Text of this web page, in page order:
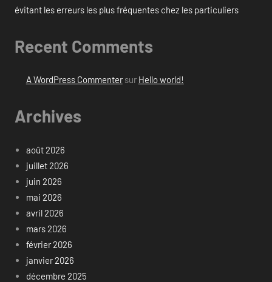
évitant les erreurs les plus fréquentes chez les particuliers
Recent Comments
A WordPress Commentersur Hello world!
Archives
août 2026
juillet 2026
juin 2026
mai 2026
avril 2026
mars 2026
février 2026
janvier 2026
décembre 2025